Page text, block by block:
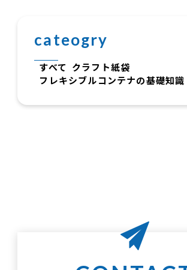
cateogry
すべて クラフト紙袋
フレキシブルコンテナの基礎知識